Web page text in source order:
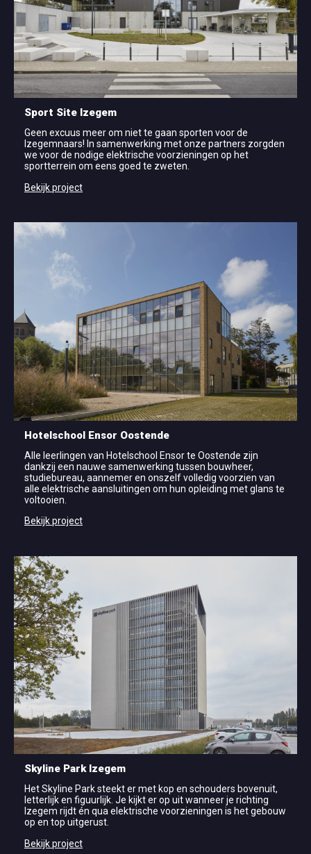
Sport Site Izegem
Geen excuus meer om niet te gaan sporten voor de
Izegemnaars! In samenwerking met onze partners zorgden
we voor de nodige elektrische voorzieningen op het
sportterrein om eens goed te zweten.
Bekijk project
Hotelschool Ensor Oostende
Alle leerlingen van Hotelschool Ensor te Oostende zijn
dankzij een nauwe samenwerking tussen bouwheer,
studiebureau, aannemer en onszelf volledig voorzien van
alle elektrische aansluitingen om hun opleiding met glans te
voltooien.
Bekijk project
Skyline Park Izegem
Het Skyline Park steekt er met kop en schouders bovenuit,
letterlijk en figuurlijk. Je kijkt er op uit wanneer je richting
Izegem rijdt én qua elektrische voorzieningen is het gebouw
op en top uitgerust.
Bekijk project